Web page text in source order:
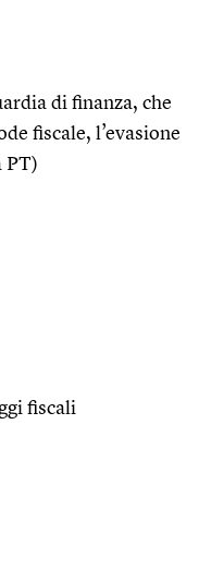
di finanza, che
fiscale, l’evasione
PT)
fiscali